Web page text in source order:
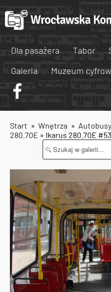
Dla pasażera Tabor
Galeria
Muzeum
Start » Wnętrza » Autobusy
280.70E » Ikarus 280.70E